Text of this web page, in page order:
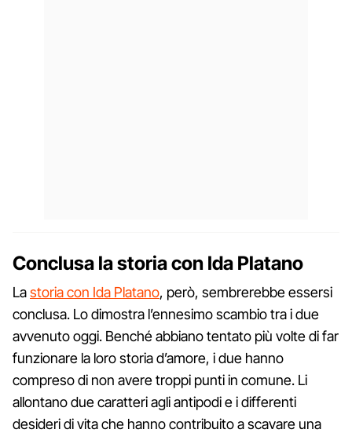
Conclusa la storia con Ida Platano
Lastoria con Ida Platano, però, sembrerebbe essersi
conclusa. Lo dimostra l’ennesimo scambio tra i due
avvenuto oggi. Benché abbiano tentato più volte di far
funzionare la loro storia d’amore, i due hanno
compreso di non avere troppi punti in comune. Li
allontano due caratteri agli antipodi e i differenti
desideri di vita che hanno contribuito a scavare una